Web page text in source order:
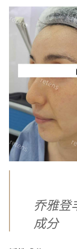
乔雅登
成分